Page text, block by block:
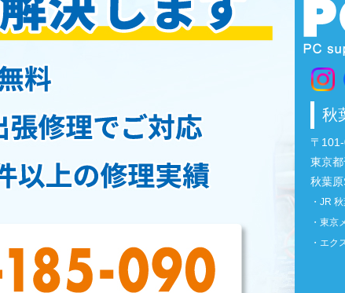
秋
〒
東京
秋葉
・JR
・東京
・エク